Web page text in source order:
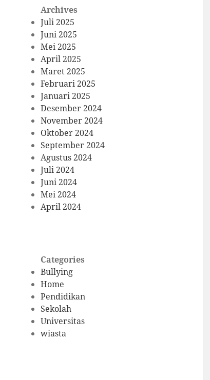
Archives
Juli 2025
Juni 2025
Mei 2025
April 2025
Maret 2025
Februari 2025
Januari 2025
Desember 2024
November 2024
Oktober 2024
September 2024
Agustus 2024
Juli 2024
Juni 2024
Mei 2024
April 2024
Categories
Bullying
Home
Pendidikan
Sekolah
Universitas
wiasta